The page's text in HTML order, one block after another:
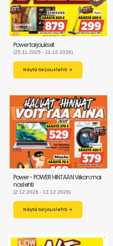
Power tarjoukset
(25.11.2025 - 11.12.2026)
Näytä tarjouslehti →
Power - POWER HINTAAN Viikon mai
noslehti
(2.12.2026 - 12.12.2026)
Näytä tarjouslehti →